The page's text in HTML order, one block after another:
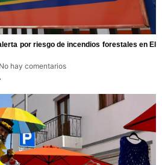
por riesgo de incendios forestales en El
No hay comentarios